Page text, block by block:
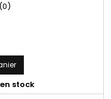
(0)
stock